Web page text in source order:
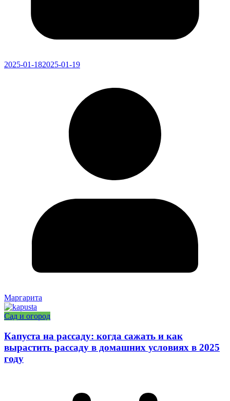
2025-01-182025-01-19
Маргарита
Сад и огород
Капуста на рассаду: когда сажать и как
вырастить рассаду в домашних условиях в 2025
году